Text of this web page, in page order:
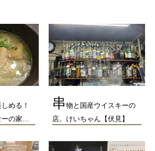
める！
の家…
串物と国産ウイスキーの
店。けいちゃん【伏見】